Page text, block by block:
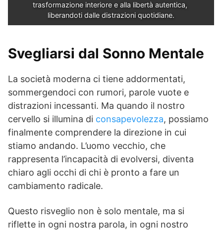
trasformazione interiore e alla libertà autentica,
liberandoti dalle distrazioni quotidiane.
Svegliarsi dal Sonno Mentale
La società moderna ci tiene addormentati,
sommergendoci con rumori, parole vuote e
distrazioni incessanti. Ma quando il nostro
cervello si illumina di consapevolezza, possiamo
finalmente comprendere la direzione in cui
stiamo andando. L’uomo vecchio, che
rappresenta l’incapacità di evolversi, diventa
chiaro agli occhi di chi è pronto a fare un
cambiamento radicale.
Questo risveglio non è solo mentale, ma si
riflette in ogni nostra parola, in ogni nostro